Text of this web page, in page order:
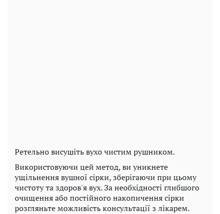
Ретельно висушіть вухо чистим рушником.
Використовуючи цей метод, ви уникнете
ущільнення вушної сірки, зберігаючи при цьому
чистоту та здоров'я вух. За необхідності глибшого
очищення або постійного накопичення сірки
розгляньте можливість консультації з лікарем.